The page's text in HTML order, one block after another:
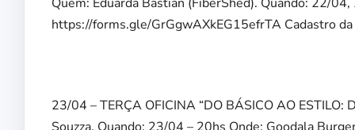
https://forms.gle/GrGgwAXkEG15efrTA Cadastro
23/04 – TERÇA OFICINA “DO BÁSICO AO ESTILO: